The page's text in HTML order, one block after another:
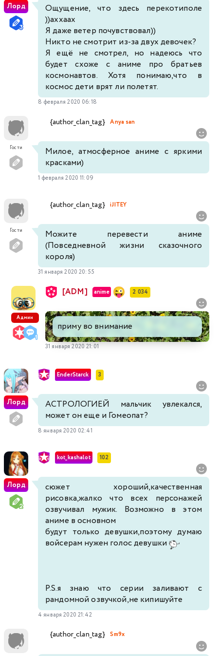
Лорд
Ощущение, что здесь перекотиполе
))аххаах
Я даже ветер почувствовал))
Никто не смотрит из-за двух девочек?
Я ещё не смотрел, но надеюсь что
будет схоже с аниме про братьев
космонавтов. Хотя понимаю,что в
космос дети врят ли полетят.
8 февраля 2020 06:18
Гости
{author_clan_tag} Anya san
Милое, атмосферное аниме с яркими
красками)
1 февраля 2020 11:09
Гости
{author_clan_tag} iJITEY
Можите перевести аниме
(Повседневной жизни сказочного
короля)
31 января 2020 20:55
Админ
[ADM] anime 2 034
приму во внимание
31 января 2020 21:01
Лорд
EnderStarck 3
АСТРОЛОГИЕЙ мальчик увлекался,
может он еще и Гомеопат?
8 января 2020 02:41
Лорд
kot_kashalot 102
сюжет хороший,качественная
рисовка,жалко что всех персонажей
озвучивал мужик. Возможно в этом
аниме в основном
будут только девушки,поэтому думаю
войсерам нужен голос девушки
P.S.я знаю что серии заливают с
рандомной озвучкой,не кипишуйте
4 января 2020 21:42
{author_clan_tag} Sm9x